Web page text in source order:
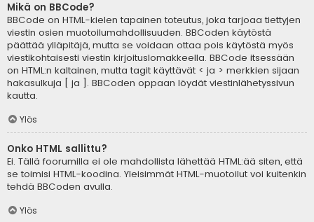
Mikä on BBCode?
BBCode on HTML-kielen tapainen toteutus, joka tarjoaa tiettyjen
viestin osien muotoilumahdollisuuden. BBCoden käytöstä
päättää ylläpitäjä, mutta se voidaan ottaa pois käytöstä myös
viestikohtaisesti viestin kirjoituslomakkeella. BBCode itsessään
on HTML:n kaltainen, mutta tagit käyttävät < ja > merkkien sijaan
hakasulkuja [ ja ]. BBCoden oppaan löydät viestinlähetyssivun
kautta.
Ylös
Onko HTML sallittu?
Ei. Tällä foorumilla ei ole mahdollista lähettää HTML:ää siten, että
se toimisi HTML-koodina. Yleisimmät HTML-muotoilut voi kuitenkin
tehdä BBCoden avulla.
Ylös